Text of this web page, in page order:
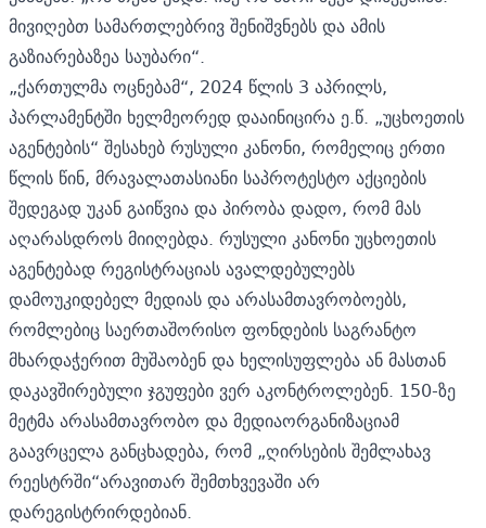
მივიღებთ სამართლებრივ შენიშვნებს და ამის
გაზიარებაზეა საუბარი“.
„ქართულმა ოცნებამ“, 2024 წლის 3 აპრილს,
პარლამენტში ხელმეორედ დააინიცირა ე.წ. „უცხოეთის
აგენტების“ შესახებ რუსული კანონი, რომელიც ერთი
წლის წინ, მრავალათასიანი საპროტესტო აქციების
შედეგად უკან გაიწვია და პირობა დადო, რომ მას
აღარასდროს მიიღებდა. რუსული კანონი უცხოეთის
აგენტებად რეგისტრაციას ავალდებულებს
დამოუკიდებელ მედიას და არასამთავრობოებს,
რომლებიც საერთაშორისო ფონდების საგრანტო
მხარდაჭერით მუშაობენ და ხელისუფლება ან მასთან
დაკავშირებული ჯგუფები ვერ აკონტროლებენ. 150-ზე
მეტმა არასამთავრობო და მედიაორგანიზაციამ
გაავრცელა განცხადება, რომ „ღირსების შემლახავ
რეესტრში“არავითარ შემთხვევაში არ
დარეგისტრირდებიან.